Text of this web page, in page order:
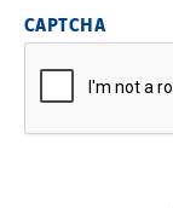
CAPTCHA